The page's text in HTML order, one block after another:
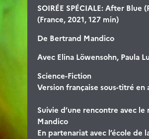
SOIRÉE SPÉCIALE: After Blue
(France, 2021, 127 min)
De Bertrand Mandico
AvecElina Löwensohn, Paula
Science-Fiction
Version française sous-titré en
Suivie d’une rencontre avec
Mandico
En partenariat avec l’école de